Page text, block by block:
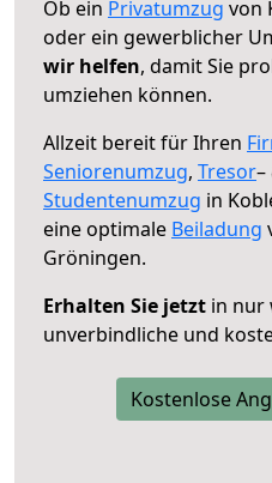
Ob ein Privatumzug von
oder ein gewerblicher
wir helfen, damit Sie
umziehen können.
Allzeit bereit für Ihren
Seniorenumzug, Tresor–
Studentenumzug in
eine optimale Beiladung
Gröningen.
Erhalten Sie jetzt in nur
unverbindliche und
Kostenlose